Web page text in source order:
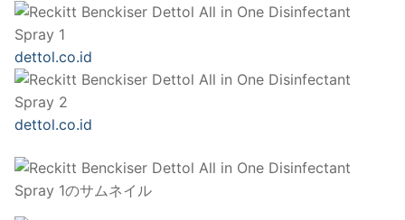
dettol.co.id
dettol.co.id